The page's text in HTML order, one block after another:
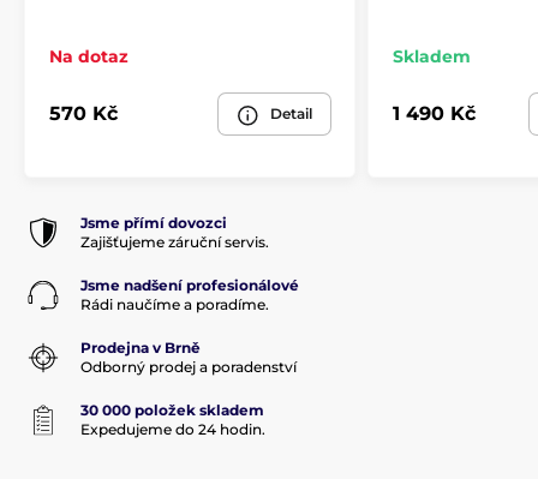
Na dotaz
570 Kč Detail
Skladem
1 490 Kč
Jsme přímí dovozci
Zajišťujeme záruční servis.
Jsme nadšení profesionálové
Rádi naučíme a poradíme.
Prodejna v Brně
Odborný prodej a poradenství
30 000 položek skladem
Expedujeme do 24 hodin.